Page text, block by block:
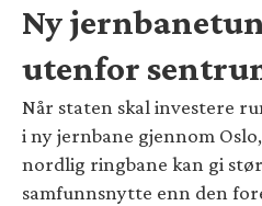
Ny
utenfor
Når staten skal investere
i ny jernbane gjennom
nordlig ringbane kan gi
samfunnsnytte enn den